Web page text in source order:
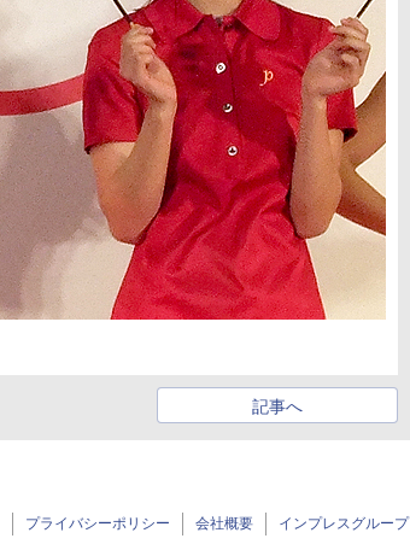
記事へ
プライバシーポリシー 会社概要 インプレスグループ